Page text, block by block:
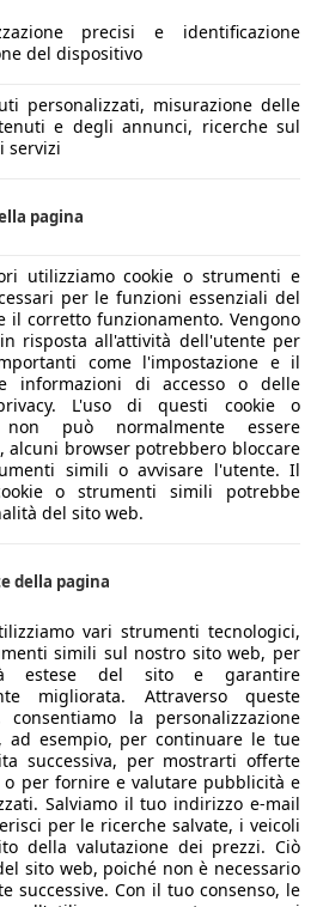
per il modello base si riesca a
B, e qualche B-SUV
Nel 1994 Xantia vide la
un vero e proprio livello di
da una nuova evoluzione del
II, che consentiva alla
riducendo ulteriormente il
di barre antirollio di maggior
supplementari.
facevano parte di serie,
esterni regolabili
airbag per conducente,
a seconda dell’anno di
sistema di protezione dagli
Nel 2001 la Citroen Xantia è
C5.
la Xantia venne sottoposta ad
dove la calandra venne
double chevron si spostò dal
il listino prezzi della Citroen
come tuttavia avvenne con
Plus da 21.382 euro
16V cat Millesime da 19.259 euro
SX da 17.818 euro
cat SX Plus da 19.936 euro
cat Exclusive da 23.086 euro
cat SX Plus da 20.989 euro
16.346 euro
SX Plus 1.9 turbodiesel cat
precisi e identificazione
del dispositivo
personalizzati, misurazione delle
e degli annunci, ricerche sul
servizi
pagina
utilizziamo cookie o strumenti e
per le funzioni essenziali del
il corretto funzionamento. Vengono
risposta all'attività dell'utente per
come l'impostazione e il
informazioni di accesso o delle
L'uso di questi cookie o
può normalmente essere
alcuni browser potrebbero bloccare
simili o avvisare l'utente. Il
o strumenti simili potrebbe
del sito web.
della pagina
vari strumenti tecnologici,
simili sul nostro sito web, per
estese del sito e garantire
migliorata. Attraverso queste
consentiamo la personalizzazione
ad esempio, per continuare le tue
successiva, per mostrarti offerte
per fornire e valutare pubblicità e
Salviamo il tuo indirizzo e-mail
per le ricerche salvate, i veicoli
della valutazione dei prezzi. Ciò
sito web, poiché non è necessario
successive. Con il tuo consenso, le